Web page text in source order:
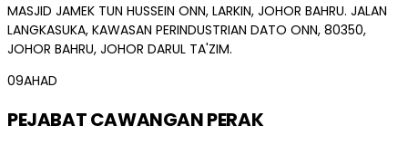
MASJID JAMEK TUN HUSSEIN ONN, LARKIN, JOHOR BAHRU. JALAN
LANGKASUKA, KAWASAN PERINDUSTRIAN DATO ONN, 80350,
JOHOR BAHRU, JOHOR DARUL TA'ZIM.
09AHAD
PEJABAT CAWANGAN PERAK